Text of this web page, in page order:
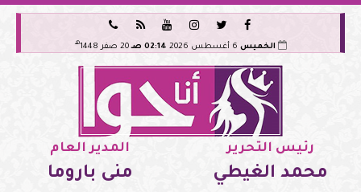






الخميس 02:14 صـ 20 صفر 1448 هـ
رئيس التحرير
محمد الغيطي
المدير العام
منى باروما